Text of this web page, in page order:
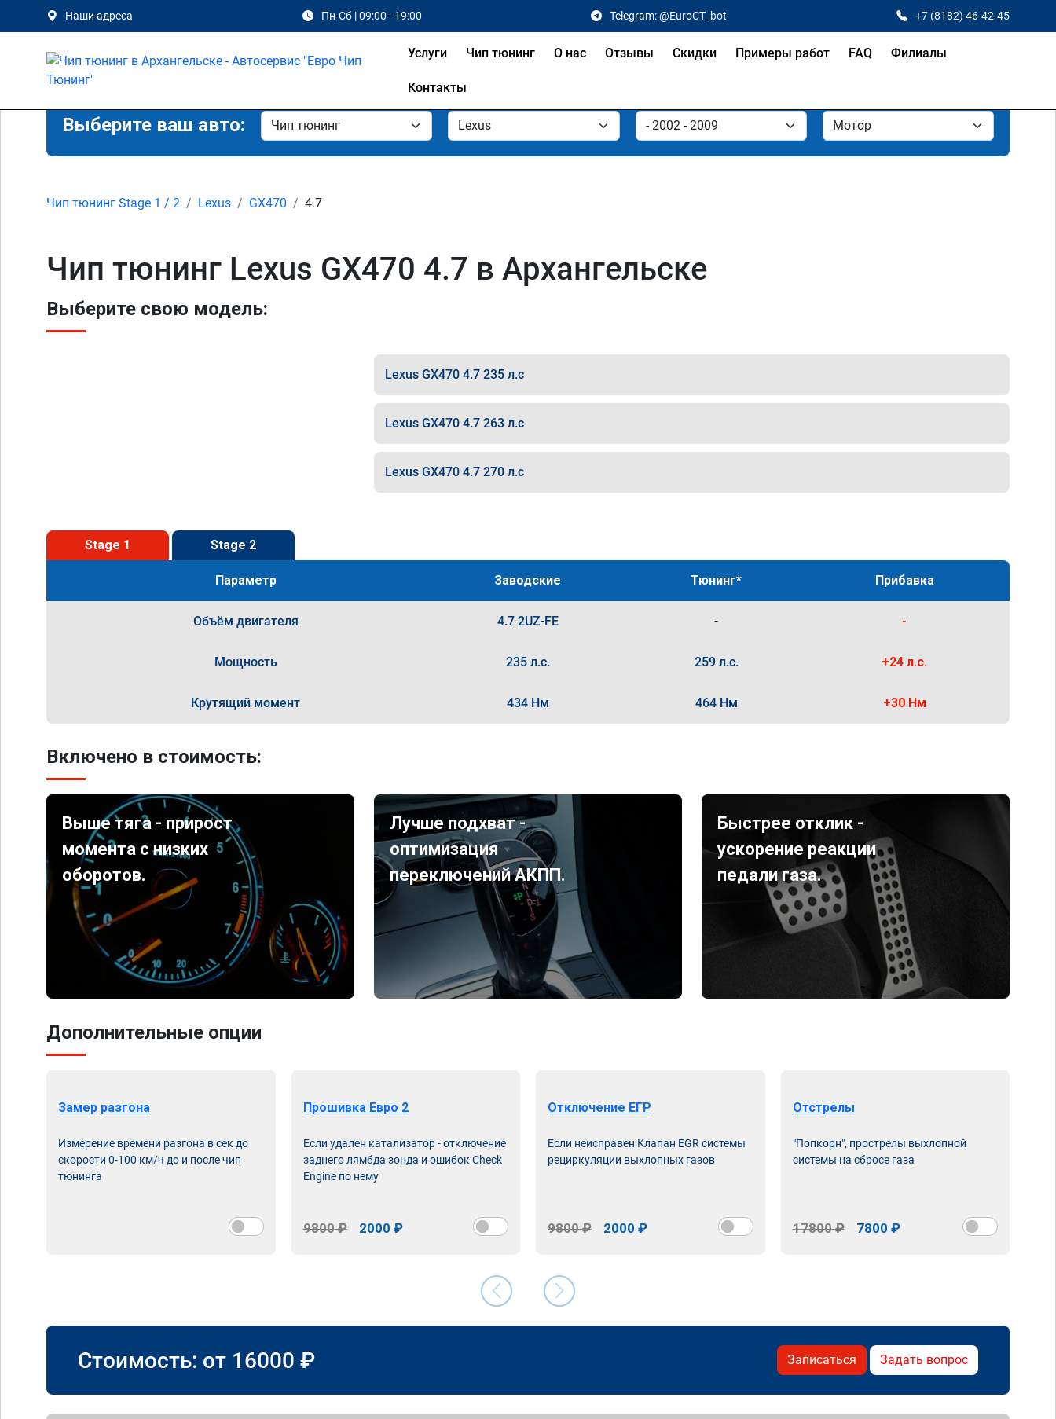
Наши адреса Пн-Сб | 09:00 - 19:00 Telegram: @EuroCT_bot +7 (8182) 46-42-45
Услуги Чип тюнинг О нас Отзывы Скидки Примеры работ FAQ Филиалы
Контакты
Выберите ваш авто:
Чип тюнинг Stage 1 / 2 Lexus GX470 4.7
Чип тюнинг Lexus GX470 4.7 в Архангельске
Выберите свою модель:
Lexus GX470 4.7 235 л.с
Lexus GX470 4.7 263 л.с
Lexus GX470 4.7 270 л.с
Stage 1 Stage 2
Параметр Заводские Тюнинг* Прибавка
Объём двигателя 4.7 2UZ-FE - -
Мощность 235 л.с. 259 л.с. +24 л.с.
Крутящий момент 434 Нм 464 Нм +30 Нм
Включено в стоимость:
Выше тяга - прирост
момента с низких
оборотов.
Лучше подхват -
оптимизация
переключений АКПП.
Быстрее отклик -
ускорение реакции
педали газа.
Дополнительные опции
Замер разгона
Измерение времени разгона в сек до
скорости 0-100 км/ч до и после чип
тюнинга
Прошивка Евро 2
Если удален катализатор - отключение
заднего лямбда зонда и ошибок Check
Engine по нему
9800 ₽ 2000 ₽
Отключение ЕГР
Если неисправен Клапан EGR системы
рециркуляции выхлопных газов
9800 ₽ 2000 ₽
Отстрелы
"Попкорн", прострелы выхлопной
системы на сбросе газа
17800 ₽ 7800 ₽
Стоимость: от 16000 ₽ Записаться Задать вопрос